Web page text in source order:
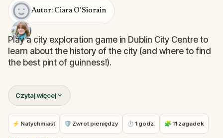
Autor: Ciara O’Siorain
Play a city exploration game in Dublin City Centre to
learn about the history of the city (and where to find
the best pint of guinness!).
While you solve challenges, you will see Dublin’s
oldest pub and learn its role in the Irish Rebellions,
the pub named after a female serial-killing brothel-
owner, and where Irish writer, W. B. Yeats, would go
for a quiet drink.
Czytaj więcej
⚡ Natychmiast 🛡 Zwrot pieniędzy ⏱ 1 godz. 🧩 11 zagadek